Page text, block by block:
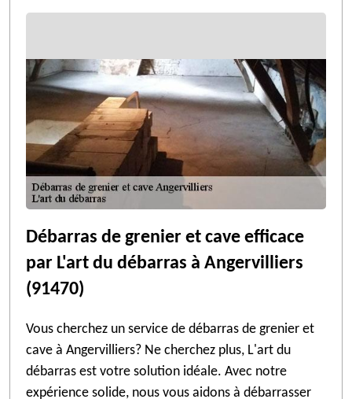
Débarras de grenier et cave efficace
par L'art du débarras à Angervilliers
(91470)
Vous cherchez un service de débarras de grenier et
cave à Angervilliers? Ne cherchez plus, L'art du
débarras est votre solution idéale. Avec notre
expérience solide, nous vous aidons à débarrasser